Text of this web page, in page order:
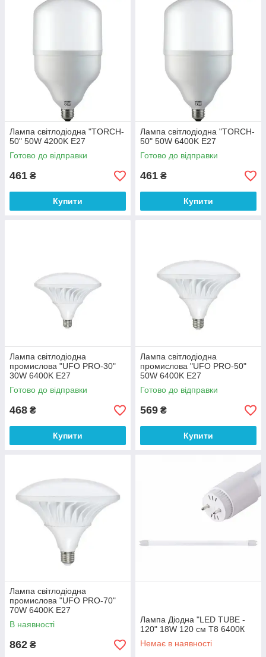
Лампа світлодіодна "TORCH-
50" 50W 4200K E27
Готово до відправки
461 ₴
Купити
Лампа світлодіодна "TORCH-
50" 50W 6400K E27
Готово до відправки
461 ₴
Купити
Лампа світлодіодна
промислова "UFO PRO-30"
30W 6400K E27
Готово до відправки
468 ₴
Купити
Лампа світлодіодна
промислова "UFO PRO-50"
50W 6400K E27
Готово до відправки
569 ₴
Купити
Лампа світлодіодна
промислова "UFO PRO-70"
70W 6400K E27
В наявності
862 ₴
Лампа Діодна "LED TUBE -
120" 18W 120 см T8 6400К
Немає в наявності